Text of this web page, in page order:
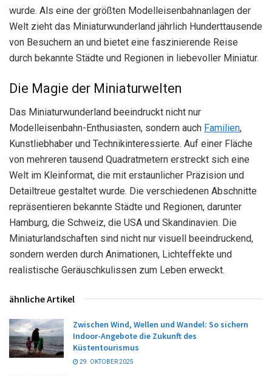
wurde. Als eine der größten Modelleisenbahnanlagen der
Welt zieht das Miniaturwunderland jährlich Hunderttausende
von Besuchern an und bietet eine faszinierende Reise
durch bekannte Städte und Regionen in liebevoller Miniatur.
Die Magie der Miniaturwelten
Das Miniaturwunderland beeindruckt nicht nur
Modelleisenbahn-Enthusiasten, sondern auch Familien,
Kunstliebhaber und Technikinteressierte. Auf einer Fläche
von mehreren tausend Quadratmetern erstreckt sich eine
Welt im Kleinformat, die mit erstaunlicher Präzision und
Detailtreue gestaltet wurde. Die verschiedenen Abschnitte
repräsentieren bekannte Städte und Regionen, darunter
Hamburg, die Schweiz, die USA und Skandinavien. Die
Miniaturlandschaften sind nicht nur visuell beeindruckend,
sondern werden durch Animationen, Lichteffekte und
realistische Geräuschkulissen zum Leben erweckt.
ähnliche Artikel
Zwischen Wind, Wellen und Wandel: So sichern
Indoor-Angebote die Zukunft des
Küstentourismus
29. OKTOBER 2025